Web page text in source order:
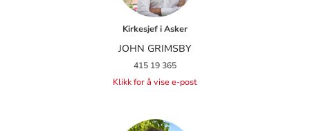
Kirkesjef i Asker
JOHN GRIMSBY
415 19 365
Klikk for å vise e-post